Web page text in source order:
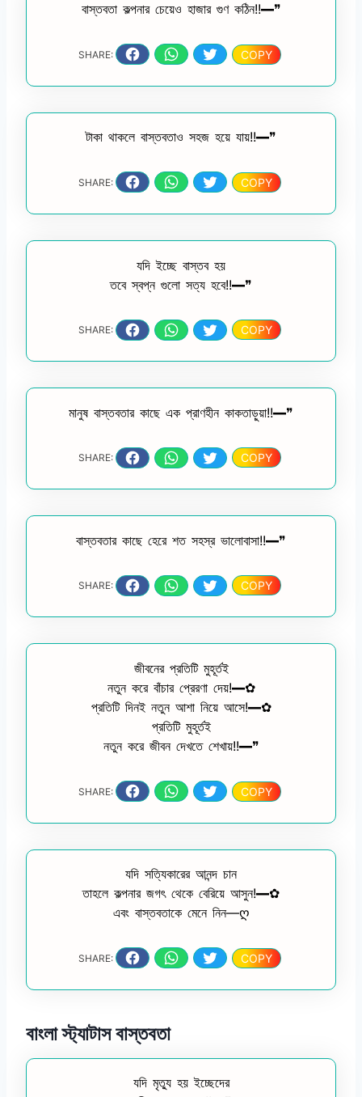
বাস্তবতা কল্পনার চেয়েও হাজার গুণ কঠিন!!━❞
SHARE: COPY
টাকা থাকলে বাস্তবতাও সহজ হয়ে যায়!!━❞
SHARE: COPY
যদি ইচ্ছে বাস্তব হয়
তবে স্বপ্ন গুলো সত্য হবে!!━❞
SHARE: COPY
মানুষ বাস্তবতার কাছে এক প্রাণহীন কাকতাড়ুয়া!!━❞
SHARE: COPY
বাস্তবতার কাছে হেরে শত সহস্র ভালোবাসা!!━❞
SHARE: COPY
জীবনের প্রতিটি মুহূর্তই
নতুন করে বাঁচার প্রেরণা দেয়!━✿
প্রতিটি দিনই নতুন আশা নিয়ে আসে!━✿
প্রতিটি মুহূর্তই
নতুন করে জীবন দেখতে শেখায়!!━❞
SHARE: COPY
যদি সত্যিকারের আনন্দ চান
তাহলে কল্পনার জগৎ থেকে বেরিয়ে আসুন!━✿
এবং বাস্তবতাকে মেনে নিন—ღ
SHARE: COPY
বাংলা স্ট্যাটাস বাস্তবতা
যদি মৃত্যু হয় ইচ্ছেদের